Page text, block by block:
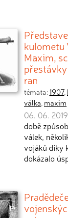
kulometu
Maxim,
ran
témata:1907,
válka, maxim
06. 06. 2019
době
válek,
vojáků díky
dokázalo